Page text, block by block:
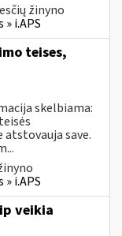
žinyno
i.APS
teises,
skelbiama:
save.
i.APS
veikia